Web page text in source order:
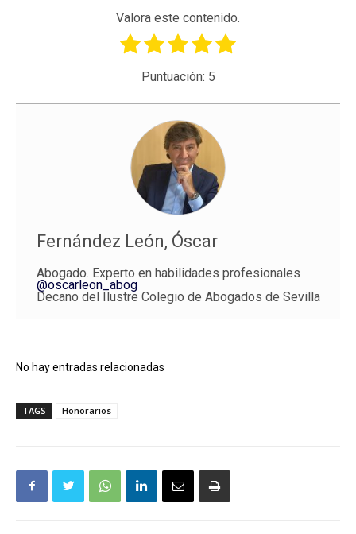
Valora este contenido.
Puntuación: 5
Fernández León, Óscar
Abogado. Experto en habilidades profesionales
@oscarleon_abog
Decano del Ilustre Colegio de Abogados de Sevilla
No hay entradas relacionadas
TAGS Honorarios